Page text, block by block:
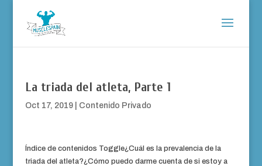
La triada del atleta, Parte 1
Oct 17, 2019| Contenido Privado
Índice de contenidos Toggle¿Cuál es la prevalencia de la
triada del atleta?¿Cómo puedo darme cuenta de si estoy a